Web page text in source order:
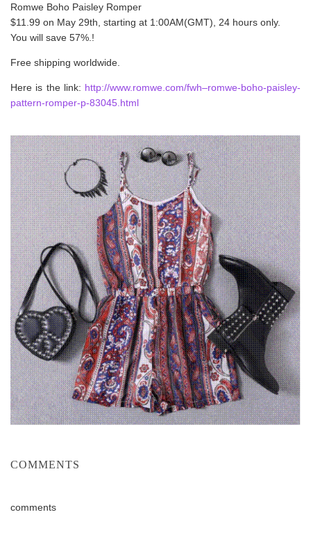
Romwe Boho Paisley Romper
$11.99 on May 29th, starting at 1:00AM(GMT), 24 hours only.
You will save 57%.!
Free shipping worldwide.
Here is the link: http://www.romwe.com/fwh–romwe-boho-paisley-
pattern-romper-p-83045.html
COMMENTS
comments